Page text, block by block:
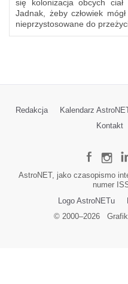
się kolonizacja obcych
Jadnak, żeby człowiek
nieprzystosowane do
Redakcja Kalendarz
Kontakt
AstroNET, jako czasopismo
numer
Logo AstroNETu
© 2000–2026Grafiki